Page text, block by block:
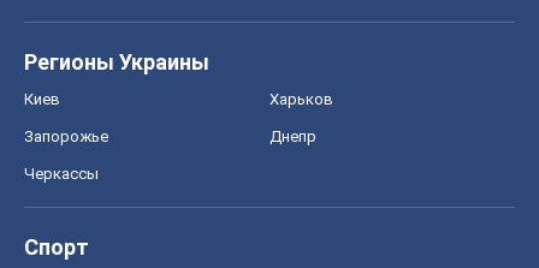
Регионы Украины
Киев Харьков
Запорожье Днепр
Черкассы
Спорт